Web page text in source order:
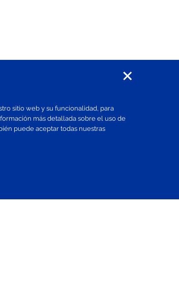
sitio web y su funcionalidad, para
más detallada sobre el uso de
puede aceptar todas nuestras